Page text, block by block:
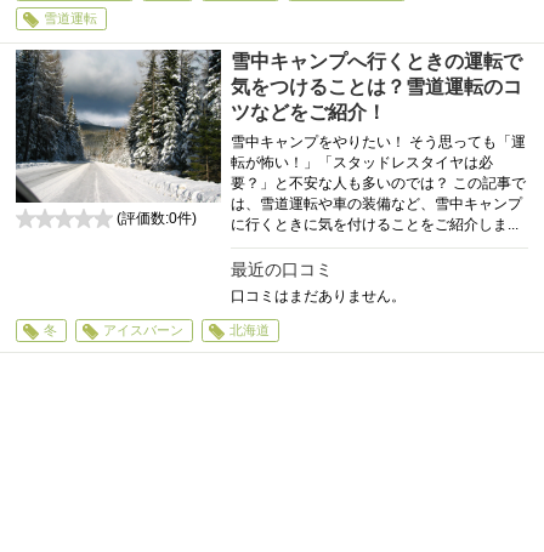
雪道運転
雪中キャンプへ行くときの運転で
気をつけることは？雪道運転のコ
ツなどをご紹介！
雪中キャンプをやりたい！ そう思っても「運
転が怖い！」「スタッドレスタイヤは必
要？」と不安な人も多いのでは？ この記事で
は、雪道運転や車の装備など、雪中キャンプ
に行くときに気を付けることをご紹介しま...
最近の口コミ
口コミはまだありません。
(評価数:0件)
冬 アイスバーン 北海道